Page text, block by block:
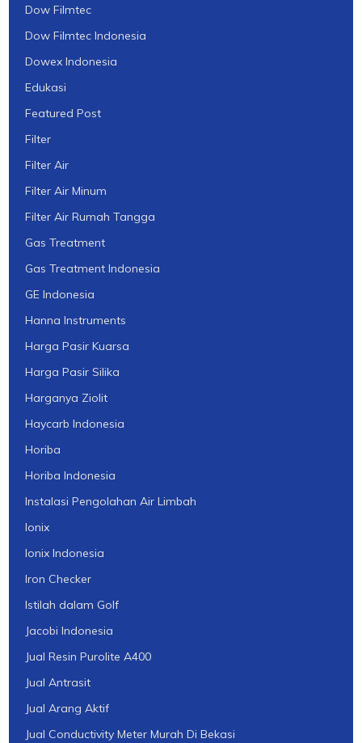
Dow Filmtec
Dow Filmtec Indonesia
Dowex Indonesia
Edukasi
Featured Post
Filter
Filter Air
Filter Air Minum
Filter Air Rumah Tangga
Gas Treatment
Gas Treatment Indonesia
GE Indonesia
Hanna Instruments
Harga Pasir Kuarsa
Harga Pasir Silika
Harganya Ziolit
Haycarb Indonesia
Horiba
Horiba Indonesia
Instalasi Pengolahan Air Limbah
Ionix
Ionix Indonesia
Iron Checker
Istilah dalam Golf
Jacobi Indonesia
Jual Resin Purolite A400
Jual Antrasit
Jual Arang Aktif
Jual Conductivity Meter Murah Di Bekasi